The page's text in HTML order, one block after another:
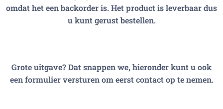
omdat het een backorder is. Het product is leverbaar dus
u kunt gerust bestellen.
Grote uitgave? Dat snappen we, hieronder kunt u ook
een formulier versturen om eerst contact op te nemen.